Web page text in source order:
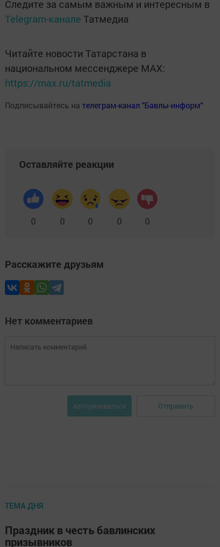
Следите за самым важным и интересным в
Telegram-канале Татмедиа
Читайте новости Татарстана в
национальном мессенджере MАХ:
https://max.ru/tatmedia
Подписывайтесь на телеграм-канал "Бавлы-информ"
Оставляйте реакции
0 0 0 0 0
Расскажите друзьям
Нет комментариев
Авторизоваться Отправить
ТЕМА ДНЯ
Праздник в честь бавлинских
призывников